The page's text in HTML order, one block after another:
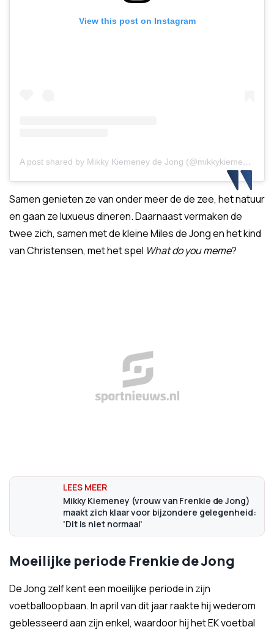
View this post on Instagram
A post shared by Mikky Kiemeney de Jong (@mikkykiemeney)
Samen genieten ze van onder meer de de zee, het natuur
en gaan ze luxueus dineren. Daarnaast vermaken de
twee zich, samen met de kleine Miles de Jong en het kind
van Christensen, met het spel What do you meme?
Mikky Kiemeney (vrouw van Frenkie de Jong)
maakt zich klaar voor bijzondere gelegenheid:
'Dit is niet normaal'
Moeilijke periode Frenkie de Jong
De Jong zelf kent een moeilijke periode in zijn
voetballoopbaan. In april van dit jaar raakte hij wederom
geblesseerd aan zijn enkel, waardoor hij het EK voetbal